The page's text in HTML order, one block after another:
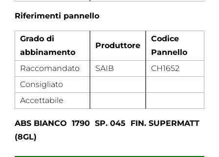
Riferimenti pannello
Grado di
abbinamento
Produttore
Codice
Pannello
Raccomandato
SAIB
CH1652
Consigliato
Accettabile
ABS BIANCO 1790 SP. 045 FIN. SUPERMATT
(8GL)